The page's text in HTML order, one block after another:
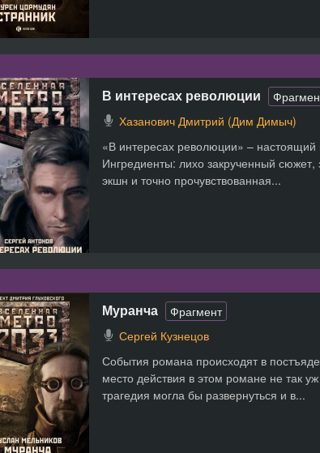
В интересах революции
Хазанович Дмитрий (Дим Димыч)
«В интересах революции» – настоящий
Ингредиенты: лихо закрученный сюжет,
экшн и точно прочувствованная...
Муранча
Фрагмент
Сергей Кузнецов
События романа происходят в
место действия в этом романе не так
трагедия могла бы развернуться и в...